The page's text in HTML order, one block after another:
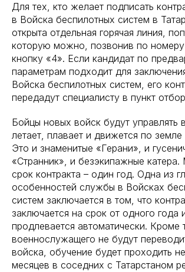
Для тех, кто желает подписать
в Войска беспилотных систем в
открыта отдельная горячая линия,
которую можно, позвонив по номеру
кнопку «4». Если кандидат по
параметрам подходит для
Войска беспилотных систем, его
передадут специалисту в пункт
Бойцы новых войск будут управлять
летает, плавает и движется по земле
Это и знаменитые «Герани», и
«Странник», и безэкипажные
срок контракта – один год. Одна из
особенностей службы в Войсках
систем заключается в том, что
заключается на срок от одного года
продлевается автоматически. Кроме
военнослужащего не будут
войска, обучение будет проходить
месяцев в соседних с Татарстаном